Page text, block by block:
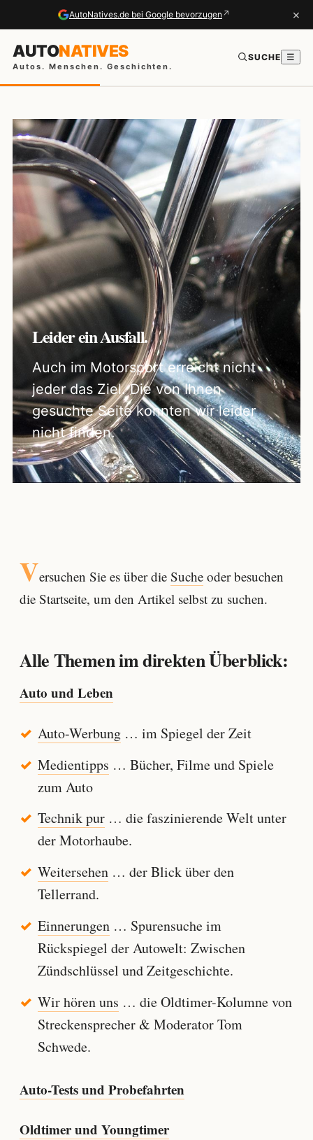
AutoNatives.de bei Google bevorzugen ↗ ×
AUTONATIVES
Autos. Menschen. Geschichten.
SUCHE ☰
Leider ein Ausfall.
Auch im Motorsport erreicht nicht
jeder das Ziel. Die von Ihnen
gesuchte Seite konnten wir leider
nicht finden.
Versuchen Sie es über die Sucheoder besuchen
die Startseite, um den Artikel selbst zu suchen.
Alle Themen im direkten Überblick:
Auto und Leben
Auto-Werbung… im Spiegel der Zeit
Medientipps … Bücher, Filme und Spiele
zum Auto
Technik pur… die faszinierende Welt unter
der Motorhaube.
Weitersehen… der Blick über den
Tellerrand.
Einnerungen… Spurensuche im
Rückspiegel der Autowelt: Zwischen
Zündschlüssel und Zeitgeschichte.
Wir hören uns … die Oldtimer-Kolumne von
Streckensprecher & Moderator Tom
Schwede.
Auto-Tests und Probefahrten
Oldtimer und Youngtimer